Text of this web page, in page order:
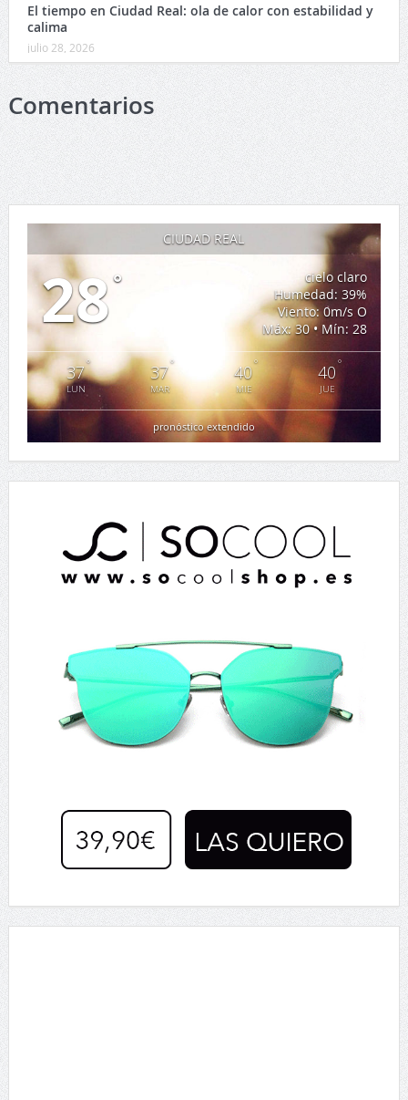
El tiempo en Ciudad Real: ola de calor con estabilidad y
calima
julio 28, 2026
Comentarios
CIUDAD REAL
28°
cielo claro
Humedad: 39%
Viento: 0m/s O
Máx: 30 • Mín: 28
37°
LUN
37°
MAR
40°
MIE
40 °
JUE
pronóstico extendido